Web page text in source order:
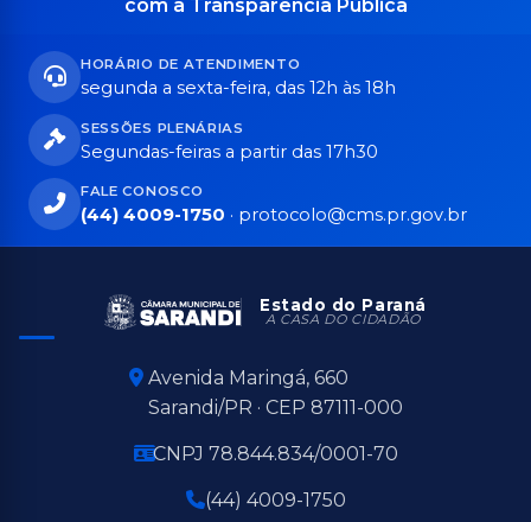
com a Transparência Pública
HORÁRIO DE ATENDIMENTO
segunda a sexta-feira, das 12h às 18h
SESSÕES PLENÁRIAS
Segundas-feiras a partir das 17h30
FALE CONOSCO
(44) 4009-1750 · protocolo@cms.pr.gov.br
Estado do Paraná
A CASA DO CIDADÃO
Avenida Maringá, 660
Sarandi/PR · CEP 87111-000
CNPJ 78.844.834/0001-70
(44) 4009-1750